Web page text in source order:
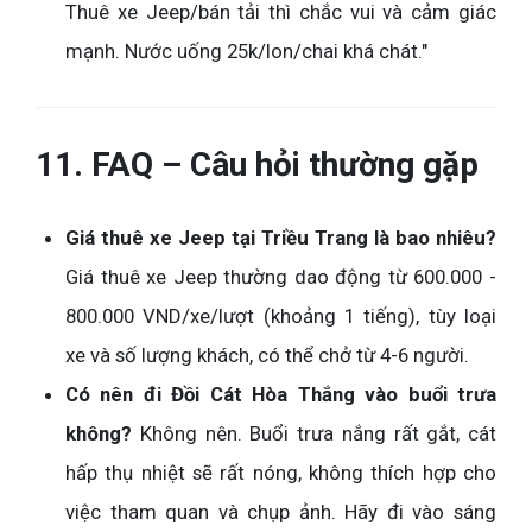
Thuê xe Jeep/bán tải thì chắc vui và cảm giác
mạnh. Nước uống 25k/lon/chai khá chát."
11. FAQ – Câu hỏi thường gặp
Giá thuê xe Jeep tại Triều Trang là bao nhiêu?
Giá thuê xe Jeep thường dao động từ 600.000 -
800.000 VND/xe/lượt (khoảng 1 tiếng), tùy loại
xe và số lượng khách, có thể chở từ 4-6 người.
Có nên đi Đồi Cát Hòa Thắng vào buổi trưa
không? Không nên. Buổi trưa nắng rất gắt, cát
hấp thụ nhiệt sẽ rất nóng, không thích hợp cho
việc tham quan và chụp ảnh. Hãy đi vào sáng